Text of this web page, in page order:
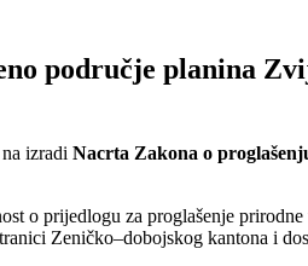
područje planina
izradi Nacrta Zakona o
o prijedlogu za proglašenje
Zeničko–dobojskog kantona i